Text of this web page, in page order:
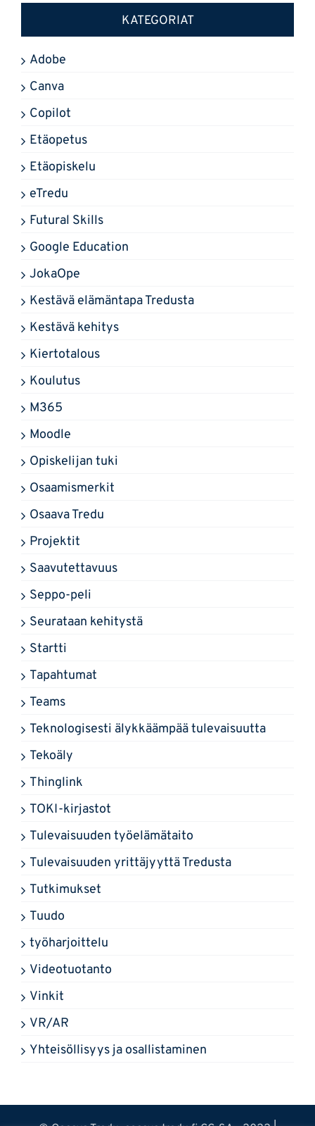
KATEGORIAT
Adobe
Canva
Copilot
Etäopetus
Etäopiskelu
eTredu
Futural Skills
Google Education
JokaOpe
Kestävä elämäntapa Tredusta
Kestävä kehitys
Kiertotalous
Koulutus
M365
Moodle
Opiskelijan tuki
Osaamismerkit
Osaava Tredu
Projektit
Saavutettavuus
Seppo-peli
Seurataan kehitystä
Startti
Tapahtumat
Teams
Teknologisesti älykkäämpää tulevaisuutta
Tekoäly
Thinglink
TOKI-kirjastot
Tulevaisuuden työelämätaito
Tulevaisuuden yrittäjyyttä Tredusta
Tutkimukset
Tuudo
työharjoittelu
Videotuotanto
Vinkit
VR/AR
Yhteisöllisyys ja osallistaminen